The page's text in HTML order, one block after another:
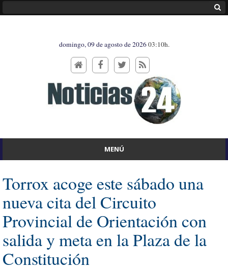
domingo, 09 de agosto de 202603:10h.
MENÚ
Torrox acoge este sábado una
nueva cita del Circuito
Provincial de Orientación con
salida y meta en la Plaza de la
Constitución